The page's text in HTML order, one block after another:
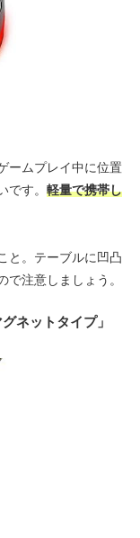
ームプレイ中に位置
す。 軽量で携帯し
と。テーブルに凹凸
注意しましょう。
ネットタイプ」